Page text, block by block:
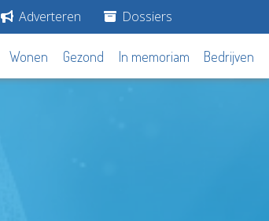
Adverteren Dossiers
Wonen Gezond In memoriam Bedrijven